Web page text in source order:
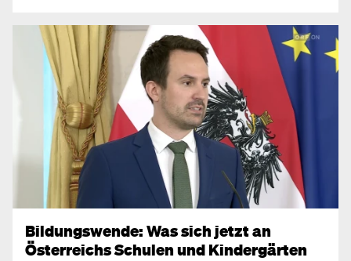
Bildungswende: Was sich jetzt an
Österreichs Schulen und Kindergärten